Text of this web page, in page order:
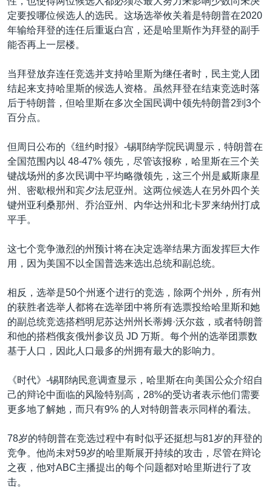
定要投哪位候选人的选民。这场选举攸关着是特朗普在2020
年输给拜登的连任后重返白宫，还是哈里斯作为拜登的副手
能否再上一层楼。
当拜登放弃连任竞选并支持哈里斯为继任者时，民主党人团
结起来支持哈里斯的候选人资格。虽然拜登在结束竞选时落
后于特朗普，但哈里斯在多次全国民调中领先特朗普2到3个
百分点。
但周日公布的《纽约时报》-锡耶纳学院民调显示，特朗普在
全国范围内以 48-47% 领先，尽管该报称，哈里斯在三个关
键战场州的多次民调中平均略微领先，这三个州是威斯康星
州、密歇根州和宾夕法尼亚州。这两位候选人在另外四个关
键州亚利桑那州、乔治亚州、内华达州和北卡罗来纳州打成
平手。
这七个竞争激烈的州预计将在决定选举结果方面发挥巨大作
用，因为美国不以全国普选来选出总统和副总统。
相反，选举是50个州逐个进行的竞选，除两个州外，所有州
的获胜者选举人都将在选举团中将所有选票投给哈里斯和她
的副总统竞选搭档明尼苏达州州长蒂姆·沃尔兹，或者特朗普
和他的搭档俄亥俄州参议员 JD 万斯。每个州的选举团票数
基于人口，因此人口最多的州拥有最大的影响力。
《时代》-锡耶纳民意调查显示，哈里斯在向美国公众介绍自
己的辩论中面临的风险特别高，28%的受访者表示他们需要
更多地了解她，而只有9% 的人对特朗普表示同样的看法。
78岁的特朗普在竞选过程中有时似乎还挺想与81岁的拜登的
竞争。他尚未对59岁的哈里斯展开持续的攻击，尽管在辩论
之夜，他对ABC主播提出的每个问题都对哈里斯进行了攻
击。